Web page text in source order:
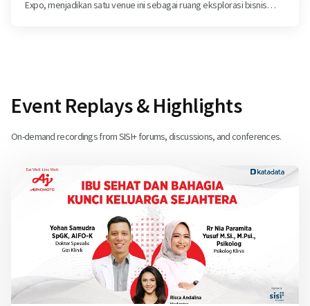
Expo, menjadikan satu venue ini sebagai ruang eksplorasi bisnis
Event Replays & Highlights
On-demand recordings from SISI+ forums, discussions, and conferences.